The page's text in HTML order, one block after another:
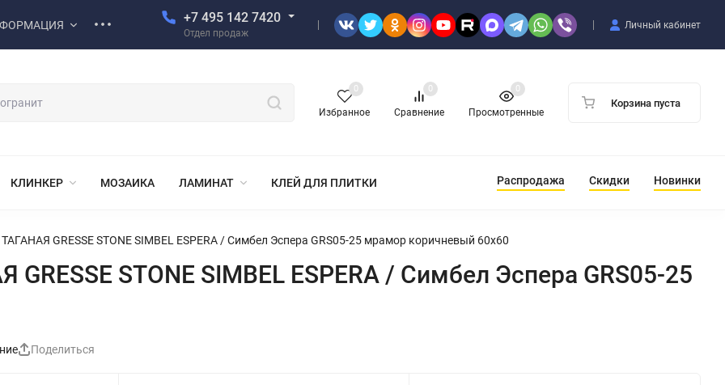
+7 495 142 7420
Отдел продаж
Личный кабинет
Избранное
0
Сравнение
0
Просмотренные
0
Корзина пуста
КЛИНКЕР МОЗАИКА ЛАМИНАТ КЛЕЙ ДЛЯ ПЛИТКИ Распродажа Скидки Новинки
GRESSE STONE SIMBEL ESPERA / Симбел Эспера GRS05-25 мрамор коричневый 60x60
STONE SIMBEL ESPERA / Симбел Эспера GRS05-25
Поделиться